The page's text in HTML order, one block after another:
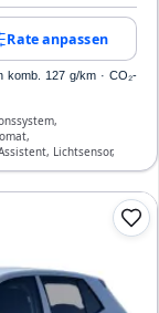
Rate anpassen
komb. 127 g/km · CO₂-
Lichtsensor,